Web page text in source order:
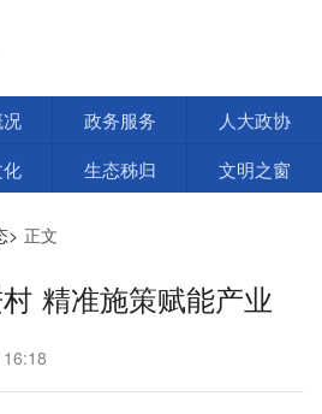
政务服务
人大政协
生态秭归 文明之窗
> 正文
精准施策赋能产业